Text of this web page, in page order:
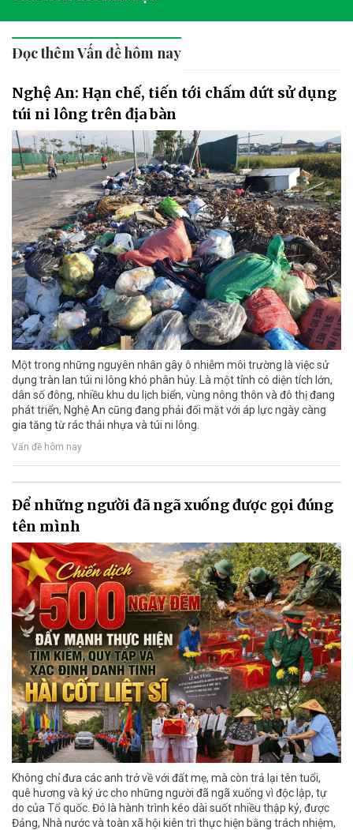
Đọc thêm Vấn đề hôm nay
Nghệ An: Hạn chế, tiến tới chấm dứt sử dụng
túi ni lông trên địa bàn
Một trong những nguyên nhân gây ô nhiễm môi trường là việc sử
dụng tràn lan túi ni lông khó phân hủy. Là một tỉnh có diện tích lớn,
dân số đông, nhiều khu du lịch biển, vùng nông thôn và đô thị đang
phát triển, Nghệ An cũng đang phải đối mặt với áp lực ngày càng
gia tăng từ rác thải nhựa và túi ni lông.
Vấn đề hôm nay
Để những người đã ngã xuống được gọi đúng
tên mình
Không chỉ đưa các anh trở về với đất mẹ, mà còn trả lại tên tuổi,
quê hương và ký ức cho những người đã ngã xuống vì độc lập, tự
do của Tổ quốc. Đó là hành trình kéo dài suốt nhiều thập kỷ, được
Đảng, Nhà nước và toàn xã hội kiên trì thực hiện bằng trách nhiệm,